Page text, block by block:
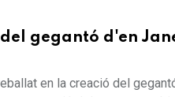
gegantó d'en
en la creació del